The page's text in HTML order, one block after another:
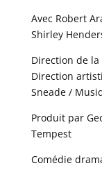
Avec Robert
Shirley
Direction de
Direction
Sneade /
Produit par
Tempest
Comédie